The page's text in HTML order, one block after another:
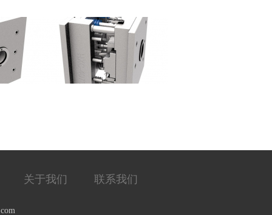
关于我们 联系我们